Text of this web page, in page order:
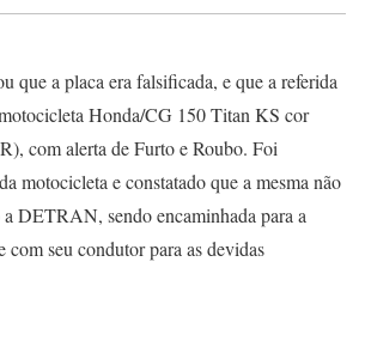
que a placa era falsificada, e que a referida
Honda/CG 150 Titan KS cor
com alerta de Furto e Roubo. Foi
motocicleta e constatado que a mesma não
DETRAN, sendo encaminhada para a
com seu condutor para as devidas